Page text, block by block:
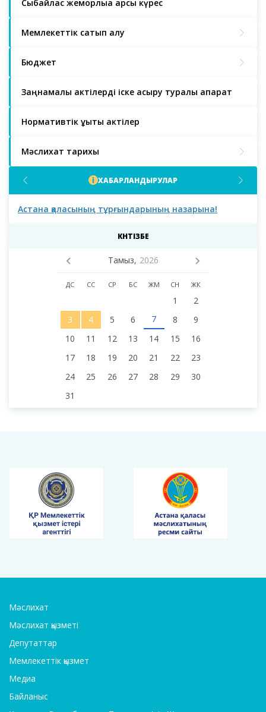
Сыбайлас жемқорлыққа қарсы күрес
Мемлекеттік сатып алу
Бюджет
Заңнамалық актілерді іске асыру туралы ақпарат
Нормативтік құқықтық актілер
Мәслихат тарихы
ХАБАРЛАНДЫРУЛАР
Астана қаласының тұрғындарының назарына!
КҮНТІЗБЕ
Тамыз, 2026
ДС СС СР БС ЖМ СН ЖК
1
2
3
4 5 6 7 8
9
10
11 12 13 14 15
16
17
18 19 20 21 22
23
24
25 26 27 28 29
30
31
Мәслихат
Мәслихат қызметі
Депутаттар
Мемлекеттік қызмет
Медиа
Байланыс